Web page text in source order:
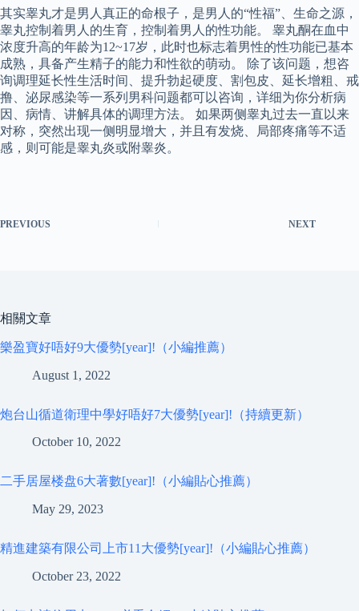
其实睾丸才是男人真正的命根子，是男人的“性福”、生命之源，
睾丸控制着男人的生育，控制着男人的性功能。 睾丸酮在血中
浓度升高的年龄为12~17岁，此时也标志着男性的性功能已基本
成熟，具备产生精子的能力和性欲的萌动。 除了该问题，想咨
询调理延长性生活时间、提升勃起硬度、割包皮、延长增粗、戒
撸、泌尿感染等一系列男科问题都可以咨询，详细为你分析病
因、病情、讲解具体的调理方法。 如果两侧睾丸过去一直以来
对称，突然出现一侧明显增大，并且有发烧、局部疼痛等不适
感，则可能是睾丸炎或附睾炎。
PREVIOUS NEXT
相關文章
樂盈寶好唔好9大優勢[year]!（小編推薦）
August 1, 2022
炮台山循道衛理中學好唔好7大優勢[year]!（持續更新）
October 10, 2022
二手居屋楼盘6大著數[year]!（小編貼心推薦）
May 29, 2023
精進建築有限公司上市11大優勢[year]!（小編貼心推薦）
October 23, 2022